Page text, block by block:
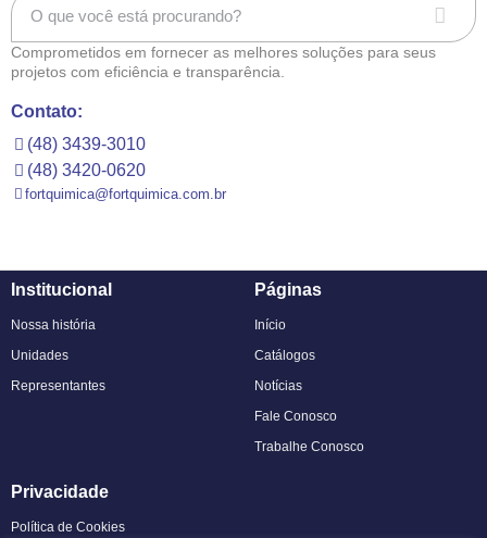
Comprometidos em fornecer as melhores soluções para seus
projetos com eficiência e transparência.
Contato:
(48) 3439-3010
(48) 3420-0620
fortquimica@fortquimica.com.br
Institucional
Nossa história
Unidades
Representantes
Páginas
Início
Catálogos
Notícias
Fale Conosco
Trabalhe Conosco
Privacidade
Política de Cookies